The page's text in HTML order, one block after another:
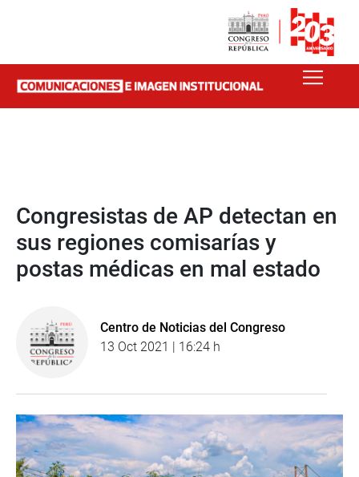
Congresistas de AP detectan en
sus regiones comisarías y
postas médicas en mal estado
Centro de Noticias del Congreso
13 Oct 2021 | 16:24 h